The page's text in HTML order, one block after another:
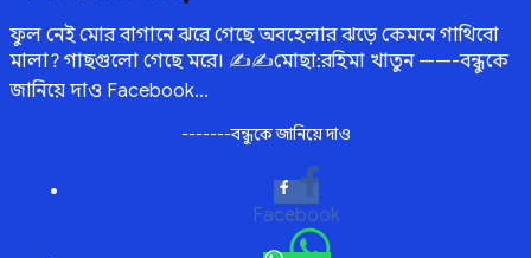
ফুল নেই মোর বাগানে ঝরে গেছে অবহেলার ঝড়ে কেমনে গাথিবো
মালা? গাছগুলো গেছে মরে। ✍️✍️মোছা:রহিমা খাতুন ——-বন্ধুকে
জানিয়ে দাও Facebook…
-------বন্ধুকে জানিয়ে দাও
Facebook